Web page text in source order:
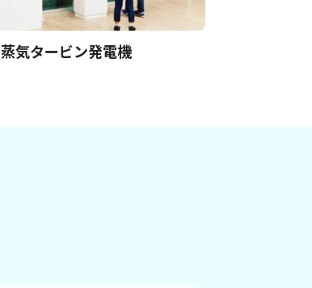
蒸気タービン発電機